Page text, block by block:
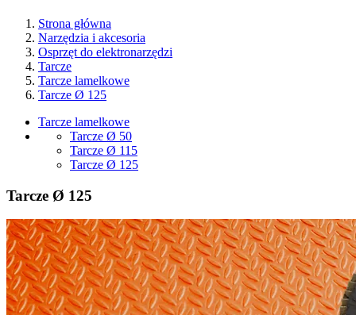
Strona główna
Narzędzia i akcesoria
Osprzęt do elektronarzędzi
Tarcze
Tarcze lamelkowe
Tarcze Ø 125
Tarcze lamelkowe
Tarcze Ø 50
Tarcze Ø 115
Tarcze Ø 125
Tarcze Ø 125